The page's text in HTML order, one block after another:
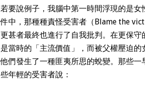
若要說例子，我腦中第一時間浮現的是
件中，那種種責怪受害者（Blame the
更甚者最終也進行了自我批判。在更保
是當時的「主流價值」，而被父權壓迫
他們發生了一種匪夷所思的蛻變。那些
些年輕的受害者說：